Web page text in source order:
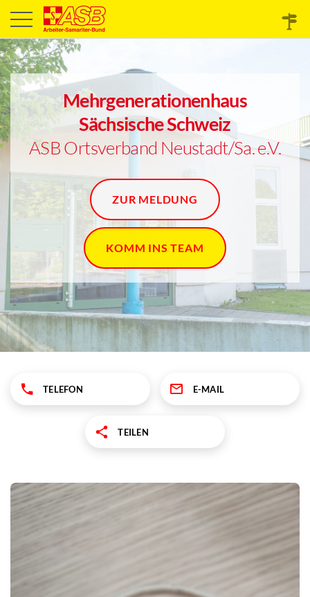
Mehrgenerationenhaus
Sächsische Schweiz
ASB Ortsverband Neustadt/Sa. e.V.
ZUR MELDUNG
KOMM INS TEAM
TELEFON E-MAIL
TEILEN